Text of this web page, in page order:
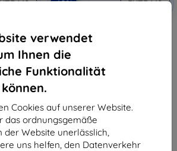
verwendet
Ihnen die
Funktionalität
Cookies auf unserer Website.
das ordnungsgemäße
der Website unerlässlich,
uns helfen, den Datenverkehr
12C
-10%
mit
EXTRA10
Xiaomi Redmi 12C
(5905359815938)
8,01 €